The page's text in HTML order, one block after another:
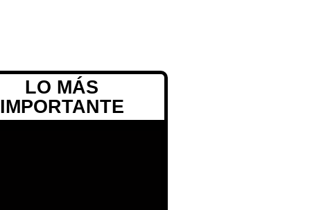
LO MÁS
IMPORTANTE